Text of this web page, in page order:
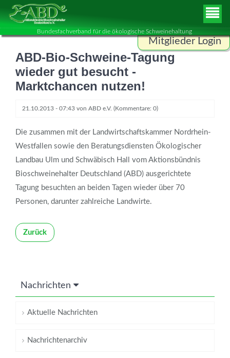
Bundesfachverband für die ökologische Schweinehaltung
Mitglieder Login
Benutzername
ANMELDEN
ABD-Bio-Schweine-Tagung
wieder gut besucht -
Marktchancen nutzen!
21.10.2013 - 07:43 von ABD e.V. (Kommentare: 0)
Die zusammen mit der Landwirtschaftskammer Nordrhein-
Westfallen sowie den Beratungsdiensten Ökologischer
Landbau Ulm und Schwäbisch Hall vom Aktionsbündnis
Bioschweinehalter Deutschland (ABD) ausgerichtete
Tagung besuchten an beiden Tagen wieder über 70
Personen, darunter zahlreiche Landwirte.
Zurück
Nachrichten
Aktuelle Nachrichten
Nachrichtenarchiv